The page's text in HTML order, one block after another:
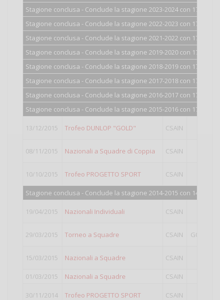
Stagione conclusa - Conclude la stagione 2023-2024 con 1700
Stagione conclusa - Conclude la stagione 2022-2023 con 1700
Stagione conclusa - Conclude la stagione 2021-2022 con 1700
Stagione conclusa - Conclude la stagione 2019-2020 con 1700
Stagione conclusa - Conclude la stagione 2018-2019 con 1701
Stagione conclusa - Conclude la stagione 2017-2018 con 1702
Stagione conclusa - Conclude la stagione 2016-2017 con 1708
Stagione conclusa - Conclude la stagione 2015-2016 con 1747
13/12/2015 Trofeo DUNLOP "GOLD" CSAIN
08/11/2015 Nazionali a Squadre di Coppia CSAIN
10/10/2015 Trofeo PROGETTO SPORT CSAIN
Stagione conclusa - Conclude la stagione 2014-2015 con 1445
19/04/2015 Nazionali Individuali CSAIN
29/03/2015 Torneo a Squadre CSAIN GOLD
15/03/2015 Nazionali a Squadre CSAIN
01/03/2015 Nazionali a Squadre CSAIN
30/11/2014 Trofeo PROGETTO SPORT CSAIN